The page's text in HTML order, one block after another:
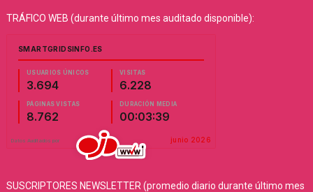
TRÁFICO WEB (durante último mes auditado disponible):
SUSCRIPTORES NEWSLETTER (promedio diario durante último mes